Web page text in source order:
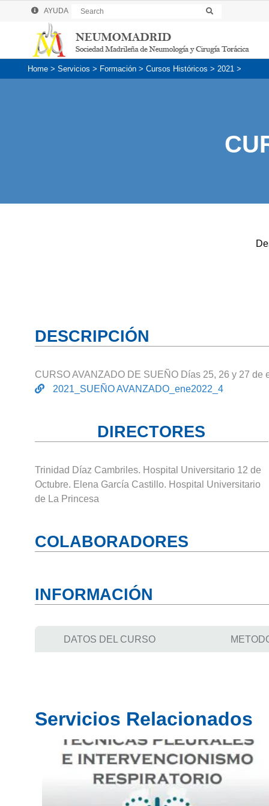
AYUDA
h
Home> Servicios > Formación> Cursos Históricos > 2021>
DESCRIPCIÓN
CURSO AVANZADO DE SUEÑO Días 25, 26 y 27 de
2021_SUEÑO AVANZADO_ene2022_4
DIRECTORES
Trinidad Díaz Cambriles. Hospital Universitario 12 de
Octubre. Elena García Castillo. Hospital Universitario
de La Princesa
COLABORADORES
INFORMACIÓN
DATOS DEL CURSO
Servicios Relacionados